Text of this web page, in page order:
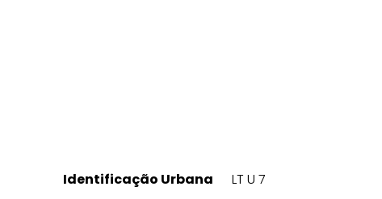
Identificação Urbana LT U 7